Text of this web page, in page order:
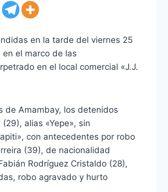
en la tarde del viernes 25
el marco de las
en el local comercial «J.J.
de Amambay, los detenidos
alias «Yepe», sin
con antecedentes por robo
(39), de nacionalidad
Rodríguez Cristaldo (28),
robo agravado y hurto